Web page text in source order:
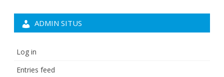
ADMIN SITUS
Log in
Entries feed